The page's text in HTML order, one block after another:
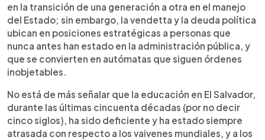
en la transición de una generación a otra en el manejo
del Estado; sin embargo, la vendetta y la deuda política
ubican en posiciones estratégicas a personas que
nunca antes han estado en la administración pública, y
que se convierten en autómatas que siguen órdenes
inobjetables.
No está de más señalar que la educación en El Salvador,
durante las últimas cincuenta décadas (por no decir
cinco siglos), ha sido deficiente y ha estado siempre
atrasada con respecto a los vaivenes mundiales, y a los